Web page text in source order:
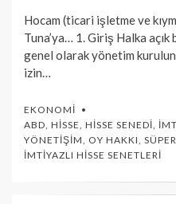
Hocam (ticari işletme ve
Tuna’ya… 1. Giriş Halka
genel olarak yönetim
izin…
EKONOMI
ABD HISSE HISSE SENEDI
YÖNETIŞIM
OY HAKKI
İMTIYAZLI HISSE SENETLERI